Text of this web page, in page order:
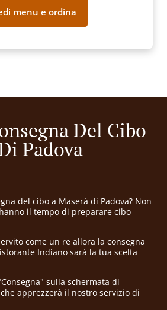
menu e ordina
Del Cibo
Padova
del cibo a Maserà di Padova? Non
il tempo di preparare cibo
come un re allora la consegna
Indiano sarà la tua scelta
sulla schermata di
apprezzerà il nostro servizio di